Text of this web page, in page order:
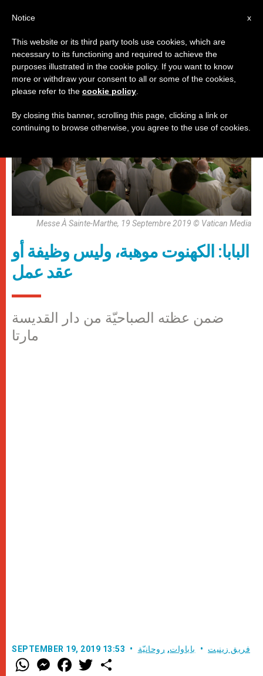
باباوات,روحانيّة
Messe À Sainte-Marthe, 19 Septembre 2019 © Vatican Media
البابا: الكهنوت موهبة، وليس وظيفة أو
عقد عمل
ضمن عظته الصباحيّة من دار القديسة
مارتا
SEPTEMBER 19, 2019 13:53 فريق زينيت باباوات, روحانيّة
W
h
M
e
F
a w
x
Notice
This website or its third party tools use cookies, which are
necessary to its functioning and required to achieve the
purposes illustrated in the cookie policy. If you want to know
more or withdraw your consent to all or some of the cookies,
please refer to the cookie policy
By closing this banner, scrolling this page, clicking a link or
continuing to browse otherwise, you agree to the use of cookies.